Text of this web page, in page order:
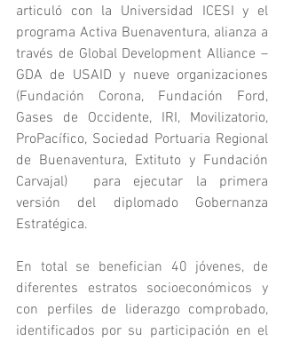
articuló con la Universidad ICESI y el
programa Activa Buenaventura, alianza a
través de Global Development Alliance –
GDA de USAID y nueve organizaciones
(Fundación Corona, Fundación Ford,
Gases de Occidente, IRI, Movilizatorio,
ProPacífico, Sociedad Portuaria Regional
de Buenaventura, Extituto y Fundación
Carvajal)  para ejecutar la primera
versión del diplomado Gobernanza
Estratégica.
En total se benefician 40 jóvenes, de
diferentes estratos socioeconómicos y
con perfiles de liderazgo comprobado,
identificados por su participación en el